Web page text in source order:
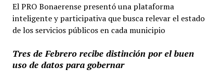
El PRO Bonaerense presentó una plataforma
inteligente y participativa que busca relevar el estado
de los servicios públicos en cada municipio
Tres de Febrero recibe distinción por el buen
uso de datos para gobernar